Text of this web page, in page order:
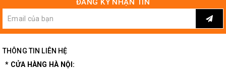
Hình ảnh bộ sản phẩm trục cắt kết hợp vớiđộng cơ 775
Linh kiện điện tử 3M
hàng chất lượng phục vụ tốt nhất, những sản phẩm có chất
ĐĂNG KÝ NHẬN TIN
THÔNG TIN LIÊN HỆ
* CỬA HÀNG HÀ NỘI: